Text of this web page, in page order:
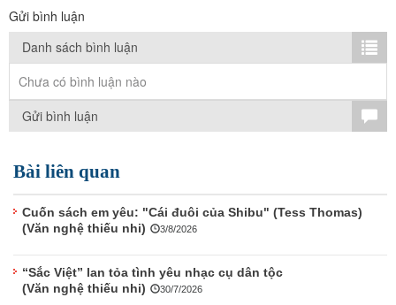
Gửi bình luận
Danh sách bình luận
Chưa có bình luận nào
Gửi bình luận
Bài liên quan
Cuốn sách em yêu: "Cái đuôi của Shibu" (Tess Thomas)
(Văn nghệ thiếu nhi)
3/8/2026
“Sắc Việt” lan tỏa tình yêu nhạc cụ dân tộc
(Văn nghệ thiếu nhi)
30/7/2026